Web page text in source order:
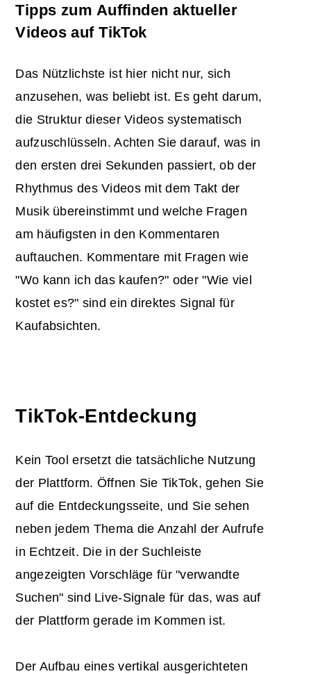
Tipps zum Auffinden aktueller
Videos auf TikTok
Das Nützlichste ist hier nicht nur, sich
anzusehen, was beliebt ist. Es geht darum,
die Struktur dieser Videos systematisch
aufzuschlüsseln. Achten Sie darauf, was in
den ersten drei Sekunden passiert, ob der
Rhythmus des Videos mit dem Takt der
Musik übereinstimmt und welche Fragen
am häufigsten in den Kommentaren
auftauchen. Kommentare mit Fragen wie
"Wo kann ich das kaufen?" oder "Wie viel
kostet es?" sind ein direktes Signal für
Kaufabsichten.
TikTok-Entdeckung
Kein Tool ersetzt die tatsächliche Nutzung
der Plattform. Öffnen Sie TikTok, gehen Sie
auf die Entdeckungsseite, und Sie sehen
neben jedem Thema die Anzahl der Aufrufe
in Echtzeit. Die in der Suchleiste
angezeigten Vorschläge für "verwandte
Suchen" sind Live-Signale für das, was auf
der Plattform gerade im Kommen ist.
Der Aufbau eines vertikal ausgerichteten